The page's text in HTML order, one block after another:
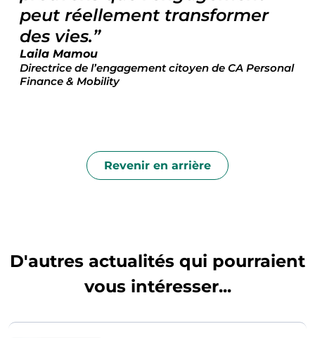
peut réellement transformer
des vies.
Laila Mamou
Directrice de l’engagement citoyen de CA Personal
Finance & Mobility
Revenir en arrière
D'autres actualités qui pourraient
vous intéresser...